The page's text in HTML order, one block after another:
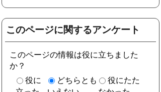
このページに関するアンケート
このページの情報は役に立ちました
か？
役に
どちらとも
役にたた